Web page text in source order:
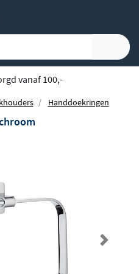
ons een 9.1
Handdoekringen
Next